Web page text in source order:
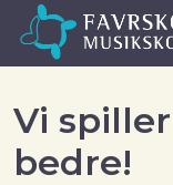
Vi
bedre!